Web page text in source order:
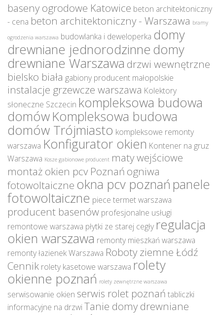
baseny ogrodowe Katowice beton architektoniczny
- cena beton architektoniczny - Warszawa bramy
ogrodzenia warszawa budowlanka i deweloperka domy
drewniane jednorodzinne domy
drewniane Warszawa drzwi wewnętrzne
bielsko biała gabiony producent małopolskie
instalacje grzewcze warszawa Kolektory
słoneczne Szczecin kompleksowa budowa
domówKompleksowa budowa
domów Trójmiasto kompleksowe remonty
warszawa Konfigurator okien Kontener na gruz
Warszawa Kosze gabionowe producent maty wejściowe
montaż okien pcv Poznań ogniwa
fotowoltaiczne okna pcv poznań panele
fotowoltaiczne piece termet warszawa
producent basenów profesjonalne usługi
remontowe warszawa płytki ze starej cegły regulacja
okien warszawa remonty mieszkań warszawa
remonty łazienek Warszawa Roboty ziemne Łódź
Cennik rolety kasetowe warszawa rolety
okienne poznań rolety zewnętrzne warszawa
serwisowanie okien serwis rolet poznań tabliczki
informacyjne na drzwiTanie domy drewniane